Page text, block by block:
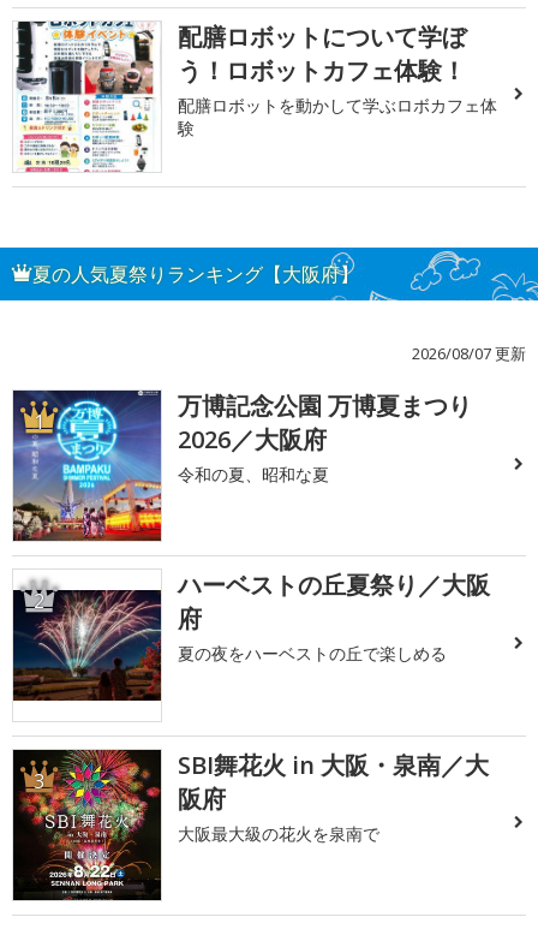
配膳ロボットについて学ぼ
う！ロボットカフェ体験！
配膳ロボットを動かして学ぶロボカフェ体
験
夏の人気夏祭りランキング【大阪府】
2026/08/07 更新
1
万博記念公園 万博夏まつり
2026／大阪府
令和の夏、昭和な夏
2
ハーベストの丘夏祭り／大阪
府
夏の夜をハーベストの丘で楽しめる
3
SBI舞花火 in 大阪・泉南／大
阪府
大阪最大級の花火を泉南で